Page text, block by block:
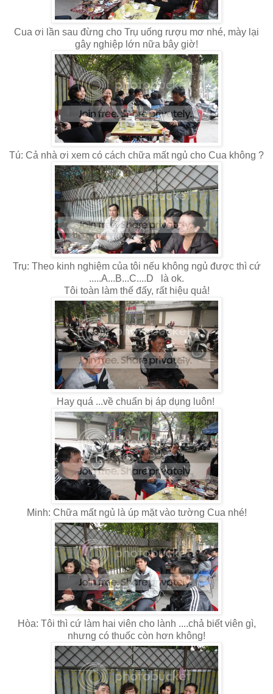
Cua ơi lần sau đừng cho Trụ uống rượu mơ nhé, mày lại
gây nghiệp lớn nữa bây giờ!
Tú: Cả nhà ơi xem có cách chữa mất ngủ cho Cua không ?
Trụ: Theo kinh nghiệm của tôi nếu không ngủ được thì cứ
.....A...B...C....D là ok.
Tôi toàn làm thế đấy, rất hiệu quả!
Hay quá ...về chuẩn bị áp dụng luôn!
Minh: Chữa mất ngủ là úp mặt vào tường Cua nhé!
Hòa: Tôi thì cứ làm hai viên cho lành ....chả biết viên gì,
nhưng có thuốc còn hơn không!